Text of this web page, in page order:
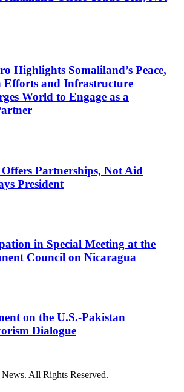
Highlights Somaliland’s Peace,
Efforts and Infrastructure
World to Engage as a
Partnerships, Not Aid
President
in Special Meeting at the
Council on Nicaragua
on the U.S.-Pakistan
Dialogue
All Rights Reserved.